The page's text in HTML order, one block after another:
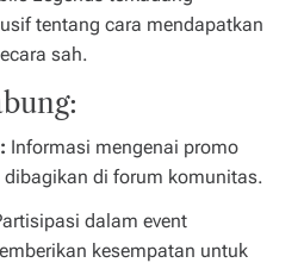
tentang cara mendapatkan
sah.
Informasi mengenai promo
di forum komunitas.
dalam event
kesempatan untuk